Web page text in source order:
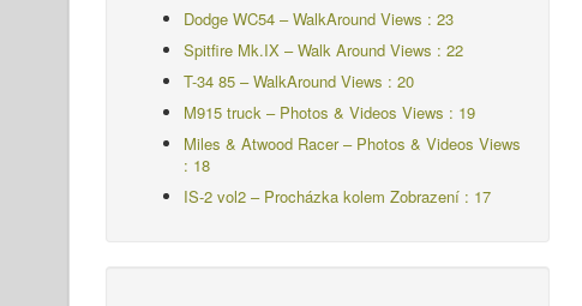
Dodge WC54 – WalkAround Views : 23
Spitfire Mk.IX – Walk Around Views : 22
T-34 85 – WalkAround Views : 20
M915 truck – Photos & Videos Views : 19
Miles & Atwood Racer – Photos & Videos Views
: 18
IS-2 vol2 – Procházka kolem Zobrazení : 17